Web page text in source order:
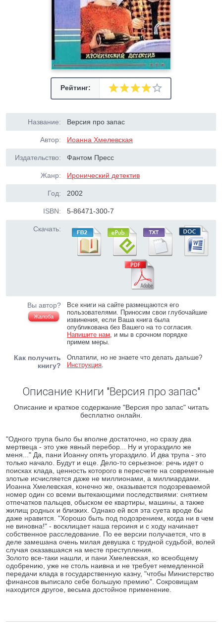
Рейтинг:
Название: Версия про запас
Автор: Иоанна Хмелевская
Издательство: Фантом Пресс
Жанр: Иронический детектив
Год: 2002
ISBN: 5-86471-300-7
Скачать:
Вы автор?
Жалоба
Все книги на сайте размещаются его
пользователями. Приносим свои глубочайшие
извинения, если Ваша книга была
опубликована без Вашего на то согласия.
Напишите нам, и мы в срочном порядке
примем меры.
Как получить
книгу?
Оплатили, но не знаете что делать дальше?
Инструкция.
Описание книги "Версия про запас"
Описание и краткое содержание "Версия про запас" читать
бесплатно онлайн.
"Одного трупа было бы вполне достаточно, но сразу два
мертвеца - это уже явный перебор... Ну и угораздило же
меня..." Да, пани Иоанну опять угораздило. И два трупа - это
только начало. Будут и еще. Дело-то серьезное: речь идет о
поисках клада, ценность которого в пересчете на современные
злотые исчисляется даже не миллионами, а миллиардами.
Иоанна Хмелевская, конечно же, оказывается подозреваемой
номер один со всеми вытекающими последствиями: снятием
отпечатков пальцев, обыском ее квартиры, машины, а также
жилищ родных и близких. Однако ей вся эта суета вроде бы
даже нравится. "Хорошо быть под подозрением, когда ни в чем
не виновна!" - восклицает наша героиня и с ходу начинает
собственное расследование. По ее версии получается, что в
деле замешана очень милая девушка с трудной судьбой, волей
случая оказавшаяся на месте преступления.
Золото все-таки нашли, и пани Хмелевская, ко всеобщему
одобрению, уже не столь наивна и не требует немедленной
передачи клада в государственную казну, "чтобы Министерство
финансов выписало себе большую премию". Сокровищам
находится другое, весьма достойное применение.